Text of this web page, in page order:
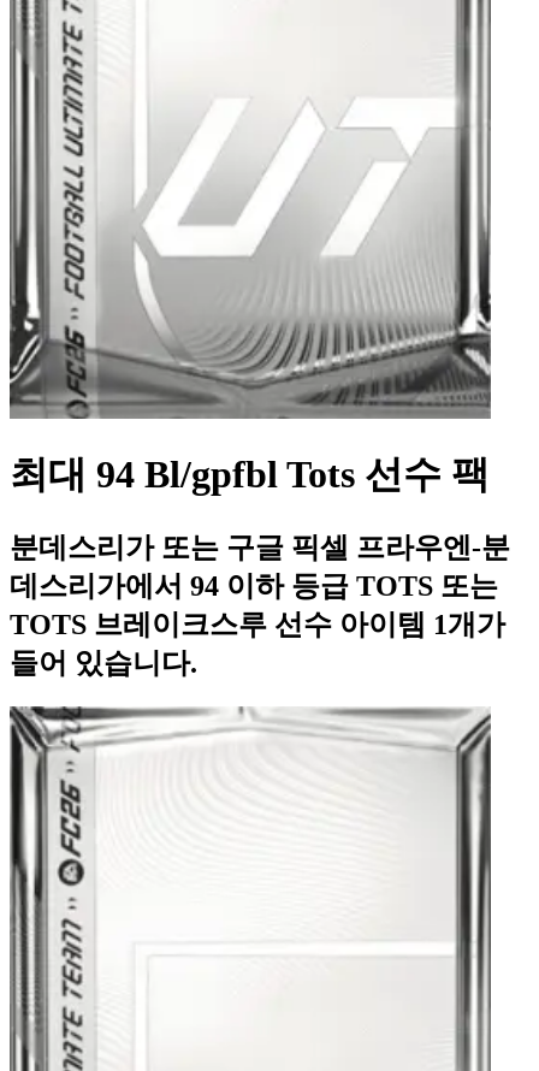
최대 94 Bl/gpfbl Tots 선수 팩
분데스리가 또는 구글 픽셀 프라우엔-분
데스리가에서 94 이하 등급 TOTS 또는
TOTS 브레이크스루 선수 아이템 1개가
들어 있습니다.